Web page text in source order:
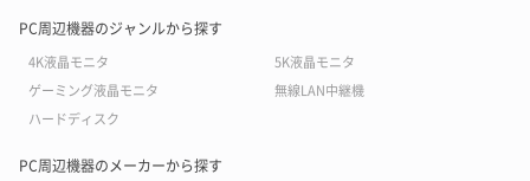
PC周辺機器のジャンルから探す
4K液晶モニタ
5K液晶モニタ
ゲーミング液晶モニタ
無線LAN中継機
ハードディスク
PC周辺機器のメーカーから探す